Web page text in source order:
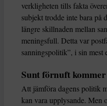
verkligheten tills fakta
subjekt trodde inte bara på
längre skillnaden mellan
meningsfull. Detta var
sanningspolitik”, i sin mest
Sunt förnuft
Att jämföra dagens politik
kan vara upplysande. Men